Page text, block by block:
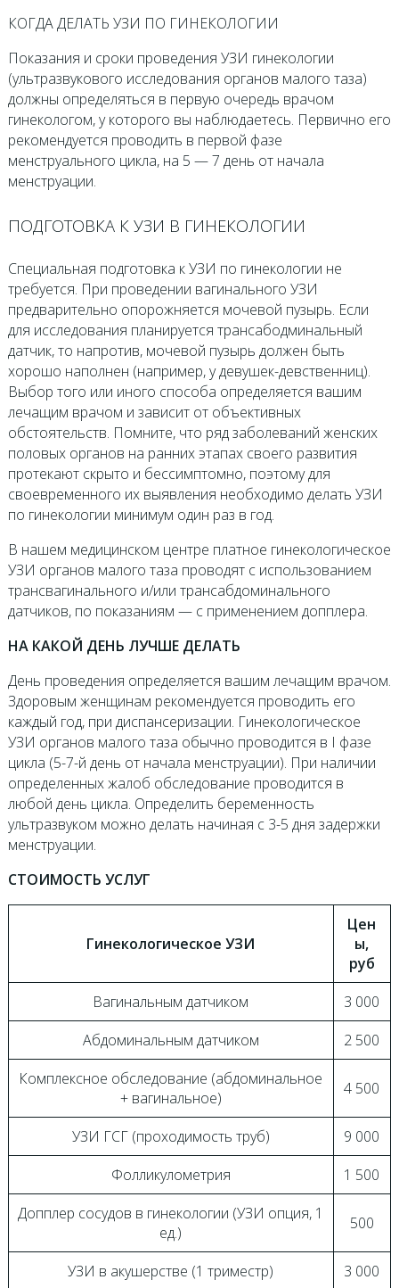
КОГДА ДЕЛАТЬ УЗИ ПО ГИНЕКОЛОГИИ
Показания и сроки проведения УЗИ гинекологии
(ультразвукового исследования органов малого таза)
должны определяться в первую очередь врачом
гинекологом, у которого вы наблюдаетесь. Первично его
рекомендуется проводить в первой фазе
менструального цикла, на 5 — 7 день от начала
менструации.
ПОДГОТОВКА К УЗИ В ГИНЕКОЛОГИИ
Специальная подготовка к УЗИ по гинекологии не
требуется. При проведении вагинального УЗИ
предварительно опорожняется мочевой пузырь. Если
для исследования планируется трансабодминальный
датчик, то напротив, мочевой пузырь должен быть
хорошо наполнен (например, у девушек-девственниц).
Выбор того или иного способа определяется вашим
лечащим врачом и зависит от объективных
обстоятельств. Помните, что ряд заболеваний женских
половых органов на ранних этапах своего развития
протекают скрыто и бессимптомно, поэтому для
своевременного их выявления необходимо делать УЗИ
по гинекологии минимум один раз в год.
В нашем медицинском центре платное гинекологическое
УЗИ органов малого таза проводят с использованием
трансвагинального и/или трансабдоминального
датчиков, по показаниям — с применением допплера.
НА КАКОЙ ДЕНЬ ЛУЧШЕ ДЕЛАТЬ
День проведения определяется вашим лечащим врачом.
Здоровым женщинам рекомендуется проводить его
каждый год, при диспансеризации. Гинекологическое
УЗИ органов малого таза обычно проводится в I фазе
цикла (5-7-й день от начала менструации). При наличии
определенных жалоб обследование проводится в
любой день цикла. Определить беременность
ультразвуком можно делать начиная с 3-5 дня задержки
менструации.
СТОИМОСТЬ УСЛУГ
Гинекологическое УЗИ
Цен
ы,
руб
Вагинальным датчиком
3 000
Абдоминальным датчиком
2 500
Комплексное обследование (абдоминальное
+ вагинальное)
4 500
УЗИ ГСГ (проходимость труб)
9 000
Фолликулометрия
1 500
Допплер сосудов в гинекологии (УЗИ опция, 1
ед.)
500
УЗИ в акушерстве (1 триместр) 3 000